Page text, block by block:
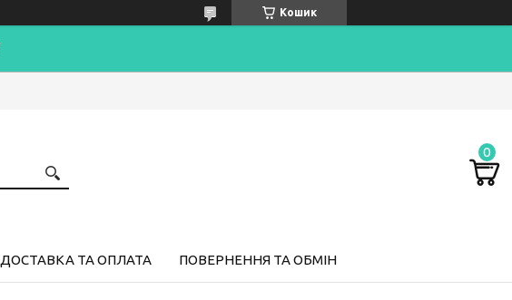
Кошик
ДОСТАВКА ТА ОПЛАТА ПОВЕРНЕННЯ ТА ОБМІН